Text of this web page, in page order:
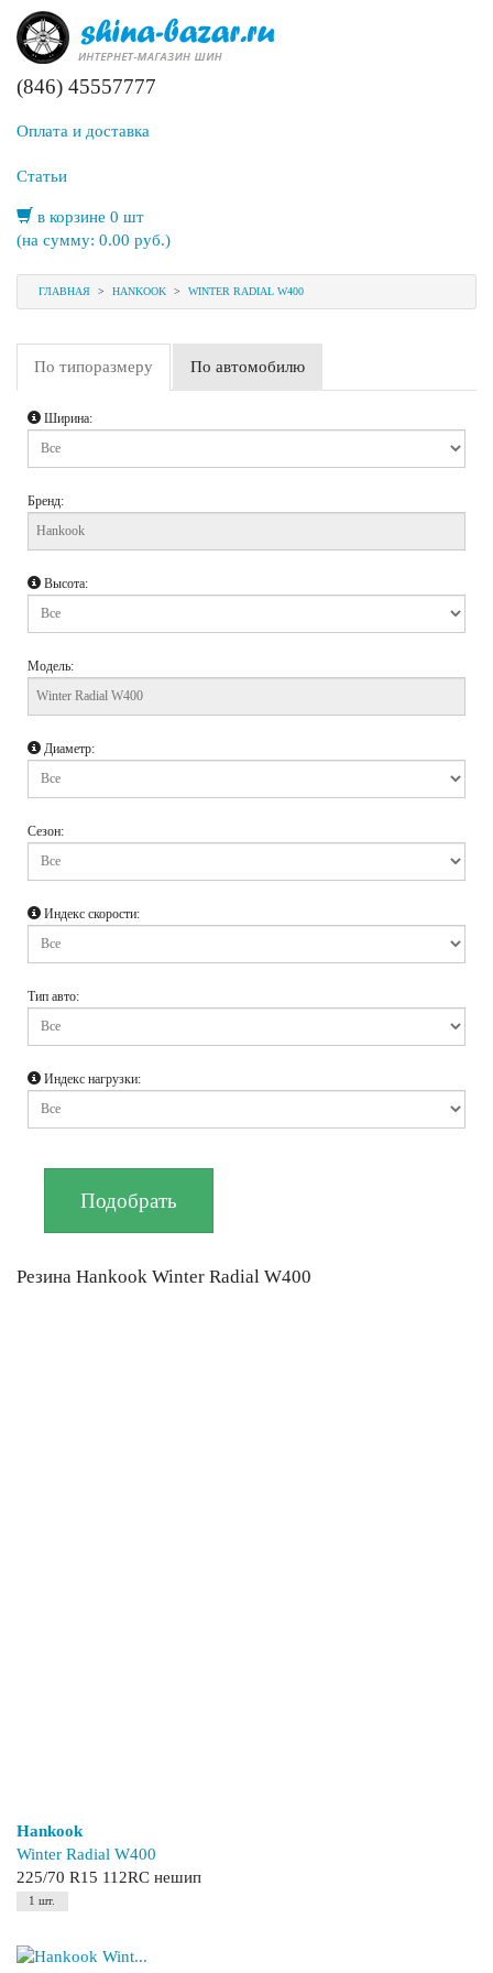
(846) 45557777
Оплата и доставка
Статьи
в корзине 0 шт
(на сумму: 0.00 руб.)
ГЛАВНАЯ > HANKOOK > WINTER RADIAL W400
По типоразмеру По автомобилю
Ширина:
Бренд:
Высота:
Модель:
Диаметр:
Сезон:
Индекс скорости:
Тип авто:
Индекс нагрузки:
Резина Hankook Winter Radial W400
Hankook
Winter Radial W400
225/70 R15 112RC нешип
1 шт.